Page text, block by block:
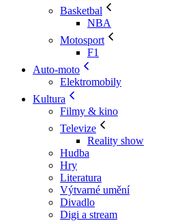
Basketbal
NBA
Motosport
F1
Auto-moto
Elektromobily
Kultura
Filmy & kino
Televize
Reality show
Hudba
Hry
Literatura
Výtvarné umění
Divadlo
Digi a stream